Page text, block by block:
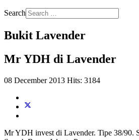
Search
Bukit Lavender
Mr YDH di Lavender
08 December 2013 Hits: 3184
Mr YDH invest di Lavender. Tipe 38/90.